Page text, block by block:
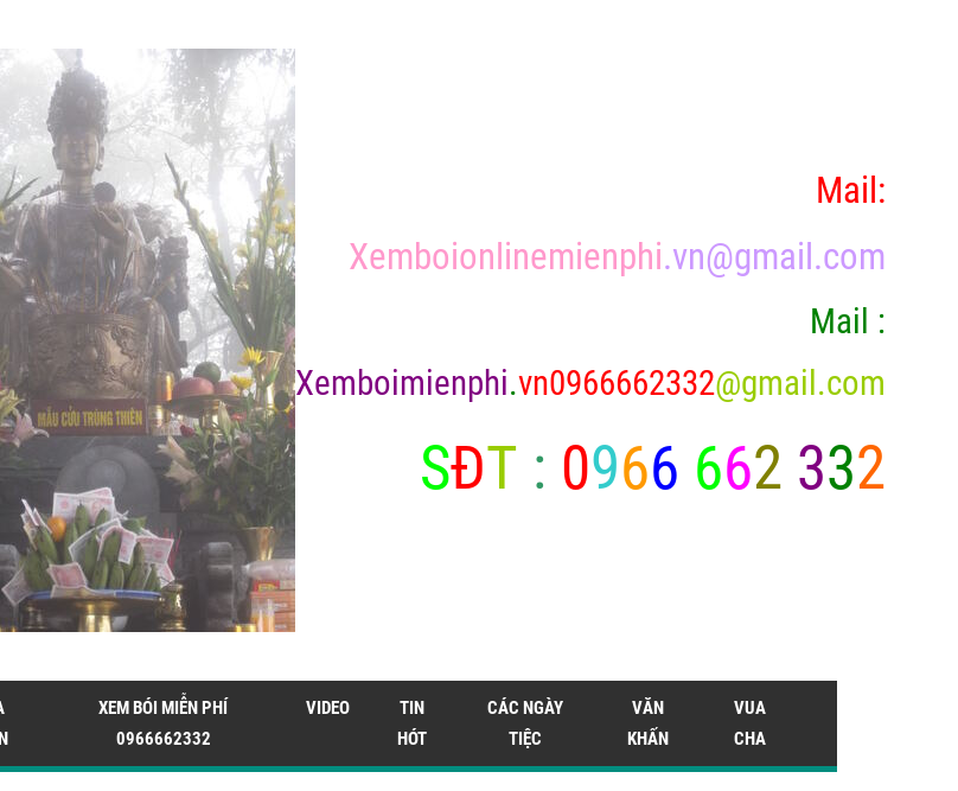
Mail:
Xemboionlinemienphi.vn@gmail.com
Mail :
Xemboimienphi.vn0966662332@gmail.com
SĐT : 0966 662 332
XEM BÓI MIỄN PHÍ
0966662332
VIDEO
TIN
HÓT
CÁC NGÀY
TIỆC
VĂN
KHẤN
VUA
CHA